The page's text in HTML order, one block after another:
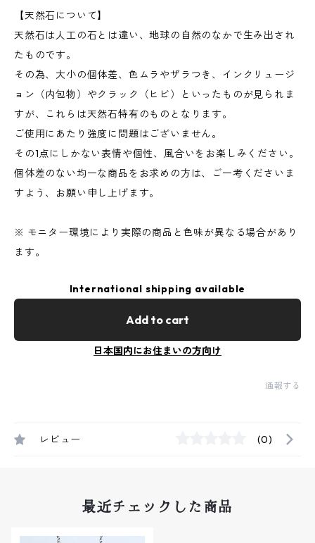
【天然石について】
天然石は人工の石とは違い、地球の自然のなかで生み出され
たものです。
その為、大小の個体差、色ムラやザラつき、インクリュージ
ョン（内包物）やクラック（ヒビ）といったものが見られま
すが、これらは天然石特有のものとなります。
ご使用にあたり強度に問題はございません。
その1点にしかない表情や個性、風合いをお楽しみください。
個体差のない均一な商品をお求めの方は、ご一考くださいま
すよう、お願い申し上げます。
※ モニター環境により実際の商品と色味が異なる場合があり
ます。
International shipping available
Add to cart
日本国内にお住まいの方向け
通報する
レビュー (0)
最近チェックした商品